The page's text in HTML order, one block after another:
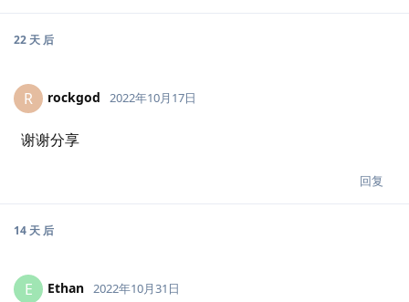
22 天后
R rockgod 2022年10月17日
谢谢分享
回复
14 天后
E Ethan 2022年10月31日